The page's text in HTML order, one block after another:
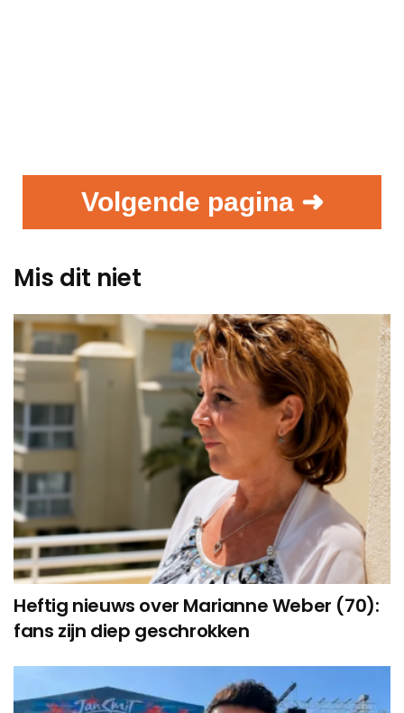
Volgende pagina ➜
Mis dit niet
Heftig nieuws over Marianne Weber (70):
fans zijn diep geschrokken